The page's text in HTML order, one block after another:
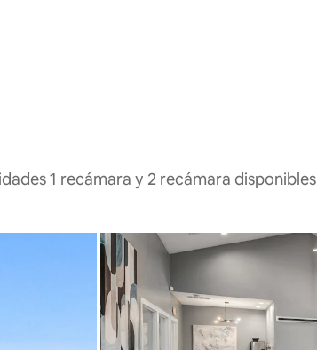
1 recámara y 2 recámara disponibles